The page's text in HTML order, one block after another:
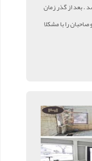
. بعد از گذر زمان
را با مشکلا